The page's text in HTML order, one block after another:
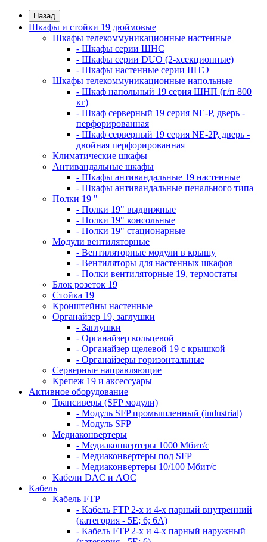
Назад
Шкафы и стойки 19 дюймовые
Шкафы телекоммуникационные настенные
- Шкафы серии ШНС
- Шкафы серии DUO (2-хсекционные)
- Шкафы настенные серии ШТЭ
Шкафы телекоммуникационные напольные
- Шкаф напольный 19 серия ШНП (г/п 800
кг)
- Шкаф серверный 19 серия NE-P, дверь -
перфорированная
- Шкаф серверный 19 серия NE-2P, дверь -
двойная перфорированная
Климатические шкафы
Антивандальные шкафы
- Шкафы антивандальные 19 настенные
- Шкафы антивандальные пенального типа
Полки 19 "
- Полки 19" выдвижные
- Полки 19" консольные
- Полки 19" стационарные
Модули вентиляторные
- Вентиляторные модули в крышу
- Вентиляторы для настенных шкафов
- Полки вентиляторные 19, термостаты
Блок розеток 19
Стойка 19
Кронштейны настенные
Органайзер 19, заглушки
- Заглушки
- Органайзер кольцевой
- Органайзер щелевой 19 с крышкой
- Органайзеры горизонтальные
Серверные направляющие
Крепеж 19 и аксессуары
Активное оборудование
Трансиверы (SFP модули)
- Модуль SFP промышленный (industrial)
- Модуль SFP
Медиаконвертеры
- Медиаконвертеры 1000 Мбит/с
- Медиаконвертеры под SFP
- Медиаконвертеры 10/100 Мбит/с
Кабели DAC и AOC
Кабель
Кабель FTP
- Кабель FTP 2-х и 4-х парный внутренний
(категория - 5Е; 6; 6А)
- Кабель FTP 2-х и 4-х парный наружный